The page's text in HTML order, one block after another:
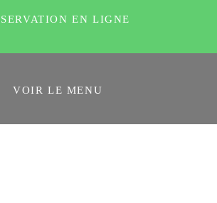
EN LIGNE
VOIR LE MENU